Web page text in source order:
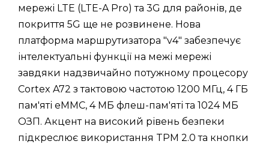
мережі LTE (LTE-A Pro) та 3G для районів, де
покриття 5G ще не розвинене. Нова
платформа маршрутизатора "v4" забезпечує
інтелектуальні функції на межі мережі
завдяки надзвичайно потужному процесору
Cortex A72 з тактовою частотою 1200 МГц, 4 ГБ
пам'яті eMMC, 4 МБ флеш-пам'яті та 1024 МБ
ОЗП. Акцент на високий рівень безпеки
підкреслює використання TPM 2.0 та кнопки